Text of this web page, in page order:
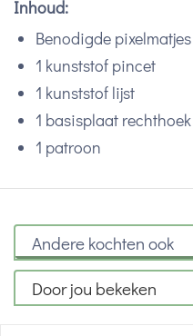
Inhoud:
Benodigde pixelmatjes
1‭ ‬kunststof pincet
1‭ ‬kunststof lijst
1‭ ‬basisplaat rechthoek‭
‬1‭ ‬patroon
Andere kochten ook
Door jou bekeken